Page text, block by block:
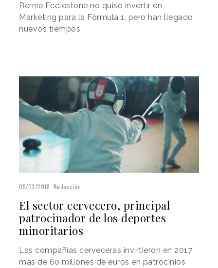
Bernie Ecclestone no quiso invertir en
Marketing para la Fórmula 1, pero han llegado
nuevos tiempos.
05/03/2018 Redacción
El sector cervecero, principal
patrocinador de los deportes
minoritarios
Las compañías cerveceras invirtieron en 2017
más de 60 millones de euros en patrocinios